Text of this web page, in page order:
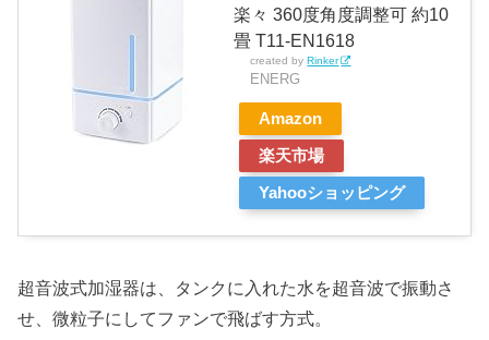
楽々 360度角度調整可 約10
畳 T11-EN1618
created byRinker
ENERG
Amazon
楽天市場
Yahooショッピング
超音波式加湿器は、タンクに入れた水を超音波で振動さ
せ、微粒子にしてファンで飛ばす方式。